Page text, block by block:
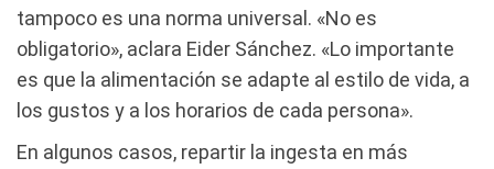
tampoco es una norma universal. «No es
obligatorio», aclara Eider Sánchez. «Lo importante
es que la alimentación se adapte al estilo de vida, a
los gustos y a los horarios de cada persona».
En algunos casos, repartir la ingesta en más